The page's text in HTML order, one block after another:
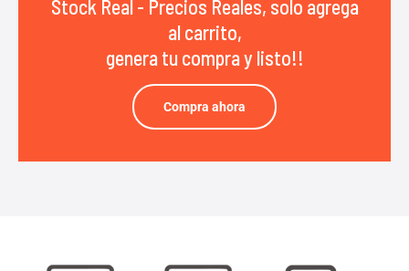
Stock Real - Precios Reales, solo agrega
al carrito,
genera tu compra y listo!!
Compra ahora